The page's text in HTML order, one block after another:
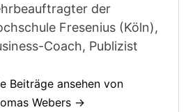
der
Fresenius (Köln),
Coach, Publizist
Beiträge ansehen von
Webers →